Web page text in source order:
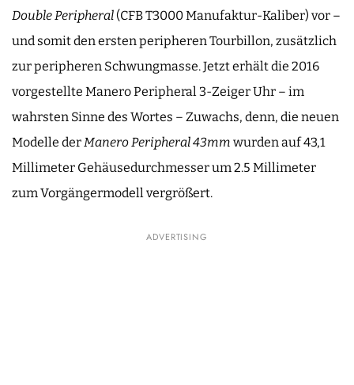
Double Peripheral (CFB T3000 Manufaktur-Kaliber) vor –
und somit den ersten peripheren Tourbillon, zusätzlich
zur peripheren Schwungmasse. Jetzt erhält die 2016
vorgestellte Manero Peripheral 3-Zeiger Uhr – im
wahrsten Sinne des Wortes – Zuwachs, denn, die neuen
Modelle der Manero Peripheral 43mm wurden auf 43,1
Millimeter Gehäusedurchmesser um 2.5 Millimeter
zum Vorgängermodell vergrößert.
ADVERTISING